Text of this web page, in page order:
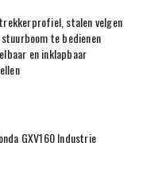
stalen velgen
te bedienen
en inklapbaar
GXV160 Industrie